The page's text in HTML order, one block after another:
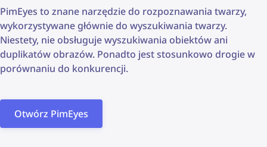
PimEyes to znane narzędzie do rozpoznawania twarzy,
wykorzystywane głównie do wyszukiwania twarzy.
Niestety, nie obsługuje wyszukiwania obiektów ani
duplikatów obrazów. Ponadto jest stosunkowo drogie w
porównaniu do konkurencji.
Otwórz PimEyes